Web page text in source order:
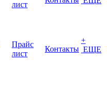
лист
Прайс
лист
Контакты
+
ЕЩЕ